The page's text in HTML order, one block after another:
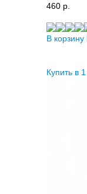
460 p.
В корзину
Купить в